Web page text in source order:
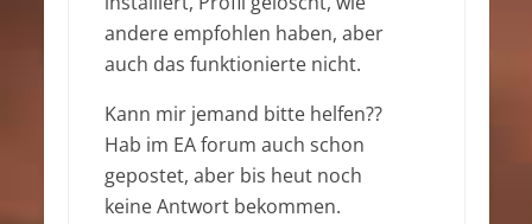
andere empfohlen haben, aber
auch das funktionierte nicht.
Kann mir jemand bitte helfen??
Hab im EA forum auch schon
gepostet, aber bis heut noch
keine Antwort bekommen.